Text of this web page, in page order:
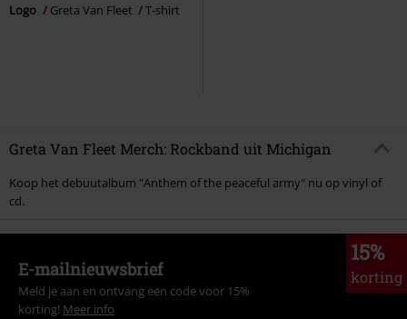
Logo Greta Van Fleet T-shirt
Greta Van Fleet Merch: Rockband uit Michigan
Koop het debuutalbum "Anthem of the peaceful army" nu op vinyl of
cd.
15%
korting
E-mailnieuwsbrief
Meld je aan en ontvang een code voor 15%
korting! Meer info